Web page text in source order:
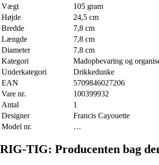
Vægt
105 gram
Højde
24,5 cm
Bredde
7,8 cm
Længde
7,8 cm
Diameter
7,8 cm
Kategori
Madopbevaring og
Underkategori
Drikkedunke
EAN
5709846027206
Vare nr.
100399932
Antal
1
Designer
Francis Cayouette
Model nr.
…
RIG-TIG: Producenten bag